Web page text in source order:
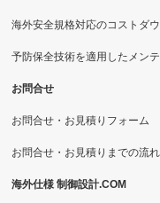
海外安全規格対応のコストダ
予防保全技術を適用したメン
お問合せ
お問合せ・お見積りフォーム
お問合せ・お見積りまでの流れ
海外仕様 制御設計.COM